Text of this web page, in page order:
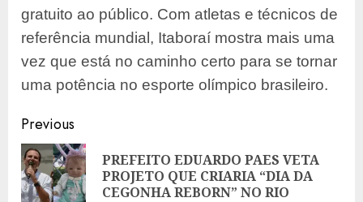
gratuito ao público. Com atletas e técnicos de
referência mundial, Itaboraí mostra mais uma
vez que está no caminho certo para se tornar
uma potência no esporte olímpico brasileiro.
Post
navigation
Previous
PREFEITO EDUARDO PAES VETA
PROJETO QUE CRIARIA “DIA DA
CEGONHA REBORN” NO RIO